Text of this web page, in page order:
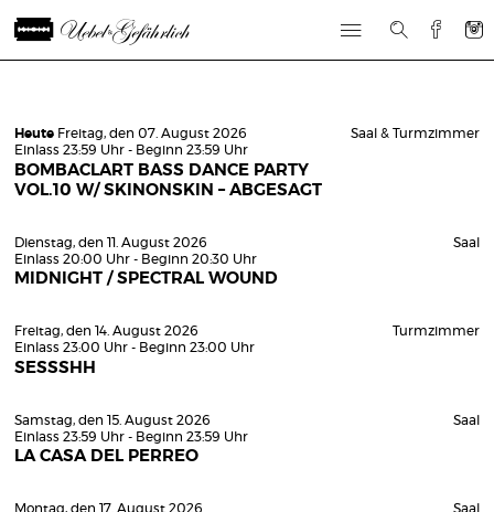
Heute Freitag, den 07. August 2026
Einlass 23:59 Uhr - Beginn 23:59 Uhr
BOMBACLART BASS DANCE PARTY
VOL.10 W/ SKINONSKIN – ABGESAGT
Saal & Turmzimmer
Dienstag, den 11. August 2026
Einlass 20:00 Uhr - Beginn 20:30 Uhr
MIDNIGHT / SPECTRAL WOUND
Saal
Freitag, den 14. August 2026
Einlass 23:00 Uhr - Beginn 23:00 Uhr
SESSSHH
Turmzimmer
Samstag, den 15. August 2026
Einlass 23:59 Uhr - Beginn 23:59 Uhr
LA CASA DEL PERREO
Saal
Montag, den 17. August 2026
Saal